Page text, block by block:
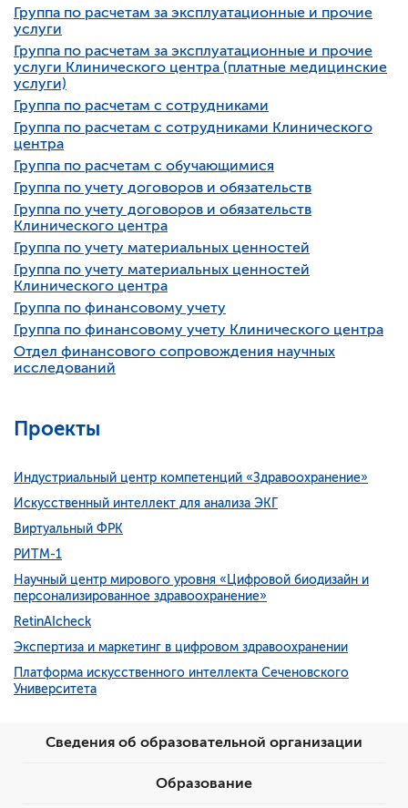
Группа по расчетам за эксплуатационные и прочие
услуги
Группа по расчетам за эксплуатационные и прочие
услуги Клинического центра (платные медицинские
услуги)
Группа по расчетам с сотрудниками
Группа по расчетам с сотрудниками Клинического
центра
Группа по расчетам с обучающимися
Группа по учету договоров и обязательств
Группа по учету договоров и обязательств
Клинического центра
Группа по учету материальных ценностей
Группа по учету материальных ценностей
Клинического центра
Группа по финансовому учету
Группа по финансовому учету Клинического центра
Отдел финансового сопровождения научных
исследований
Проекты
Индустриальный центр компетенций «Здравоохранение»
Искусственный интеллект для анализа ЭКГ
Виртуальный ФРК
РИТМ-1
Научный центр мирового уровня «Цифровой биодизайн и
персонализированное здравоохранение»
RetinAIcheck
Экспертиза и маркетинг в цифровом здравоохранении
Платформа искусственного интеллекта Сеченовского
Университета
Сведения об образовательной организации
Образование